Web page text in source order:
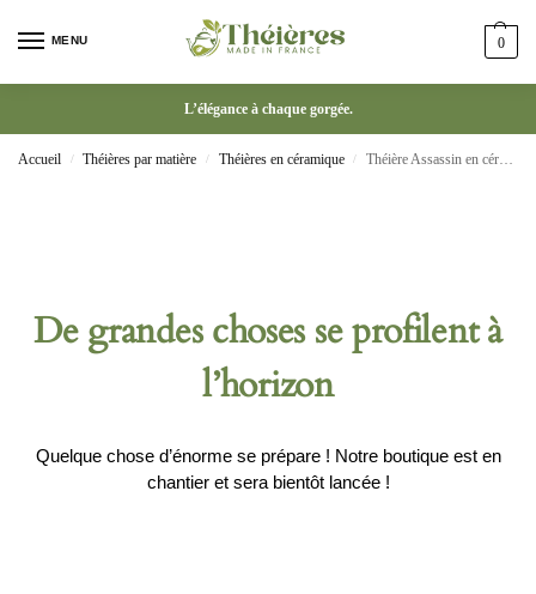
MENU 0
L’élégance à chaque gorgée.
Accueil / Théières par matière / Théières en céramique / Théière Assassin en céramique chinoise faite à la main 201-300ml
De grandes choses se profilent à
l’horizon
Quelque chose d’énorme se prépare ! Notre boutique est en
chantier et sera bientôt lancée !